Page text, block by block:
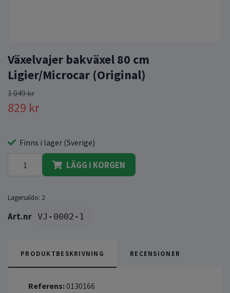
Växelvajer bakväxel 80 cm
Ligier/Microcar (Original)
1 049 kr
829 kr
Finns i lager (Sverige)
LÄGG I KORGEN
Lagersaldo: 2
VJ-0002-1
PRODUKTBESKRIVNING RECENSIONER
Referens:0130166